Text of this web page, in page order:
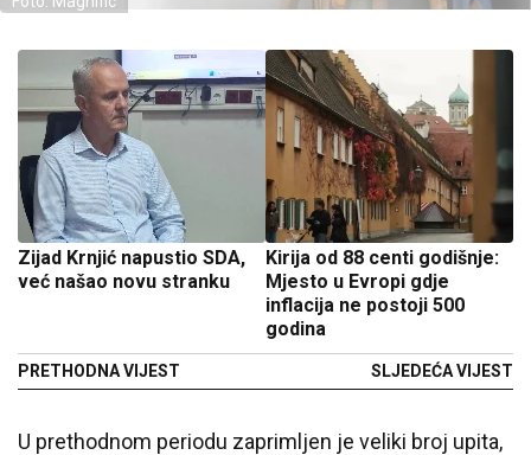
Zijad Krnjić napustio SDA,
već našao novu stranku
PRETHODNA VIJEST
Kirija od 88 centi godišnje:
Mjesto u Evropi gdje
inflacija ne postoji 500
godina
SLJEDEĆA VIJEST
U prethodnom periodu zaprimljen je veliki broj upita,